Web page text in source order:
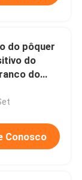
do pôquer
do
do
S708
Conosco